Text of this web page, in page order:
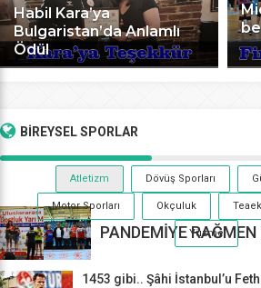
Habil Kara’ya
Bulgaristan’da Anlamlı
Ödül
BİREYSELSPORLAR
Atletizm Dövüş Sporları
Motor Sporları Okçuluk
Yüzme
PANDEMİYE
1453 gibi.. Şâhi İstanbul’u